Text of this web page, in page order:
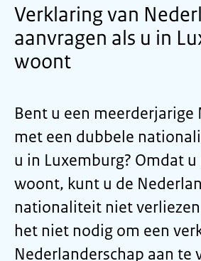
Verklaring van
aanvragen als u in
woont
Bent u een meerderjarige
met een dubbele
u in Luxemburg? Omdat u
woont, kunt u de
nationaliteit niet
het niet nodig om een
Nederlanderschap aan te